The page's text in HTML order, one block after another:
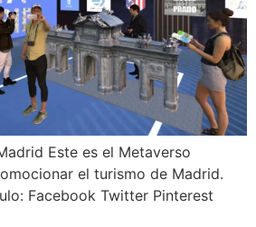
Este es el Metaverso
el turismo de Madrid.
Facebook Twitter Pinterest